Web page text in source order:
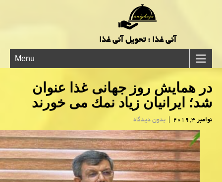
آنی غذا : تحویل آنی غذا
Menu
در همایش روز جهانی غذا عنوان
شد؛ ایرانیان زیاد نمك می خورند
نوامبر 3, 2019 | بدون دیدگاه